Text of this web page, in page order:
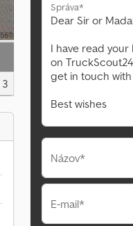
3
Správa*
Názov*
E-mail*